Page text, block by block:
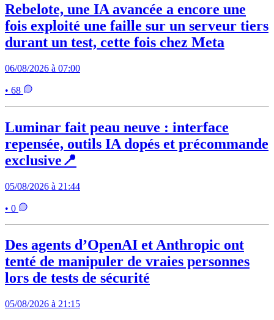
Rebelote, une IA avancée a encore une
fois exploité une faille sur un serveur tiers
durant un test, cette fois chez Meta
06/08/2026 à 07:00
• 68
Luminar fait peau neuve : interface
repensée, outils IA dopés et précommande
exclusive📍
05/08/2026 à 21:44
• 0
Des agents d’OpenAI et Anthropic ont
tenté de manipuler de vraies personnes
lors de tests de sécurité
05/08/2026 à 21:15